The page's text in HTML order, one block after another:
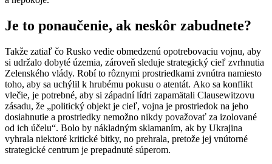
Je to ponaučenie, ak neskôr zabudnete?
Takže zatiaľ čo Rusko vedie obmedzenú opotrebovaciu vojnu, aby
si udržalo dobyté územia, zároveň sleduje strategický cieľ zvrhnutia
Zelenského vlády. Robí to rôznymi prostriedkami zvnútra namiesto
toho, aby sa uchýlil k hrubému pokusu o atentát. Ako sa konflikt
vlečie, je potrebné, aby si západní lídri zapamätali Clausewitzovu
zásadu, že „politický objekt je cieľ, vojna je prostriedok na jeho
dosiahnutie a prostriedky nemožno nikdy považovať za izolované
od ich účelu“. Bolo by nákladným sklamaním, ak by Ukrajina
vyhrala niektoré kritické bitky, no prehrala, pretože jej vnútorné
strategické centrum je prepadnuté súperom.